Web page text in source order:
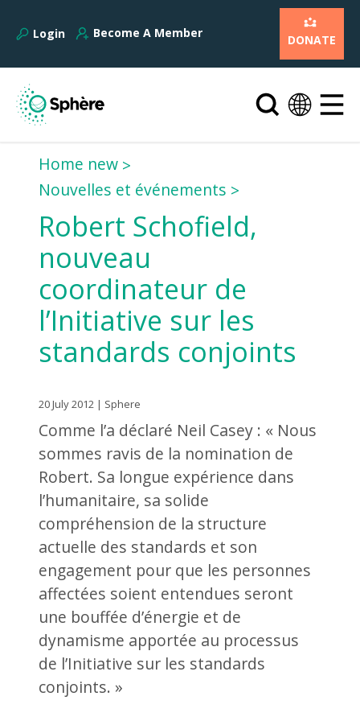
Login Become A Member DONATE
Home new
Nouvelles et événements
Robert Schofield,
nouveau
coordinateur de
l’Initiative sur les
standards conjoints
20 July 2012 | Sphere
Comme l’a déclaré Neil Casey : « Nous
sommes ravis de la nomination de
Robert. Sa longue expérience dans
l’humanitaire, sa solide
compréhension de la structure
actuelle des standards et son
engagement pour que les personnes
affectées soient entendues seront
une bouffée d’énergie et de
dynamisme apportée au processus
de l’Initiative sur les standards
conjoints. »